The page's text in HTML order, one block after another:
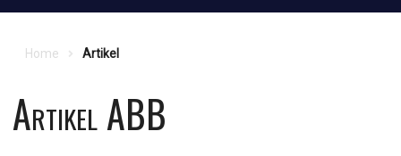
Home Artikel
Artikel ABB